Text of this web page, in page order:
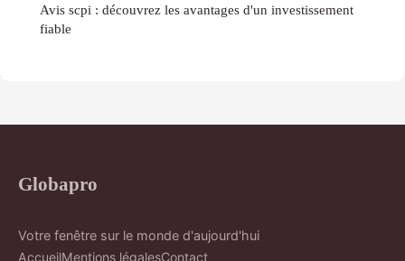
Avis scpi : découvrez les avantages d'un investissement
fiable
Globapro
Votre fenêtre sur le monde d'aujourd'hui
AccueilMentions légalesContact